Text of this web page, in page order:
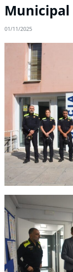
Municipal
01/11/2025